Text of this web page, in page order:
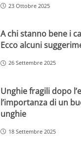
23 Ottobre 2025
A chi stanno bene i
Ecco alcuni
26 Settembre 2025
Unghie fragili dopo
l’importanza di un
unghie
18 Settembre 2025